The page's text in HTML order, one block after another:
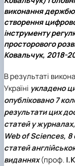
виконання
створення
інструменту
просторового
Ковальчук, 2018-
В результаті
Україні укладено
опубліковано 7
результати цих
статей у
Web of Sciences, 8
статей
виданнях(проф.